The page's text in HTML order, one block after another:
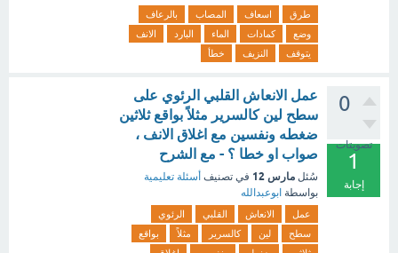
طرق اسعاف المصاب
بالرعاف
وضع
كمادات الماء البارد
الانف
يتوقف
النزيف خطأ
0
تصويتات
1
إجابة
عمل الانعاش القلبي الرئوي على
سطح لين كالسرير مثلاً بواقع ثلاثين
ضغطه ونفسين مع اغلاق الانف ،
صواب او خطا ؟ - مع الشرح
سُئل مارس 12 في تصنيف أسئلة تعليمية
بواسطة ابوعبدالله
عمل الانعاش القلبي
الرئوي
سطح
لين كالسرير مثلاً
بواقع